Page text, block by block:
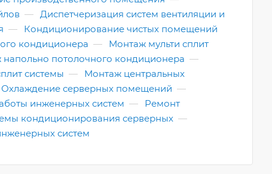
— Диспетчеризация систем вентиляции и
—
Кондиционирование чистых помещений
кондиционера —
Монтаж мульти сплит
потолочного кондиционера —
системы —
Монтаж центральных
Охлаждение серверных помещений —
инженерных систем —
Ремонт
кондиционирования серверных —
систем